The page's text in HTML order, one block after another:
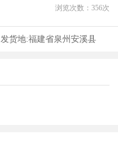
浏览次数： 356次
发货地:福建省泉州安溪县